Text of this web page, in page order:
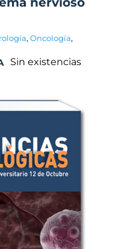
, Oncología,
Sin existencias